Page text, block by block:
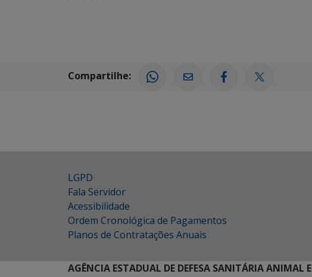
Compartilhe:
LGPD
Fala Servidor
Acessibilidade
Ordem Cronológica de Pagamentos
Planos de Contratações Anuais
AGÊNCIA ESTADUAL DE DEFESA SANITÁRIA ANIMAL E